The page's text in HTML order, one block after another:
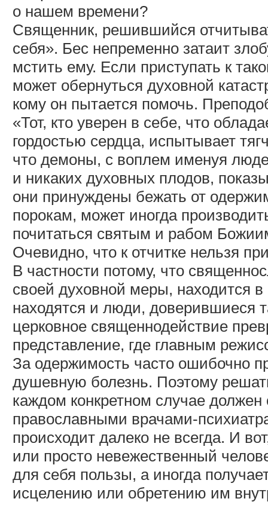
о нашем времени?
Священник, решившийся
себя». Бес непременно затаит
мстить ему. Если приступать к
может обернуться духовной
кому он пытается помочь.
«Тот, кто уверен в себе, что
гордостью сердца, испытывает
что демоны, с воплем именуя
и никаких духовных плодов,
они принуждены бежать от
порокам, может иногда
почитаться святым и рабом
Очевидно, что к отчитке нельзя
В частности потому, что
своей духовной меры, находится
находятся и люди, доверившиеся
церковное священнодействие
представление, где главным
За одержимость часто ошибочно
душевную болезнь. Поэтому
каждом конкретном случае
православными врачами-
происходит далеко не всегда. И
или просто невежественный
для себя пользы, а иногда
исцелению или обретению им